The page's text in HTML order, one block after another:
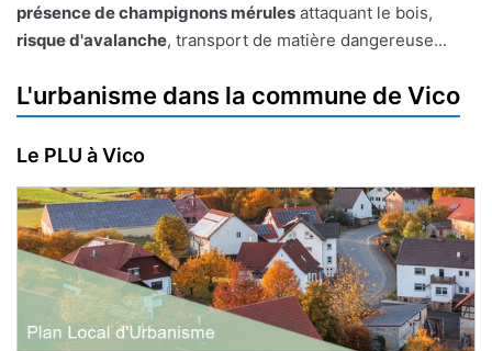
présence de champignons mérules attaquant le bois,
risque d'avalanche, transport de matière dangereuse...
L'urbanisme dans la commune de Vico
Le PLU à Vico